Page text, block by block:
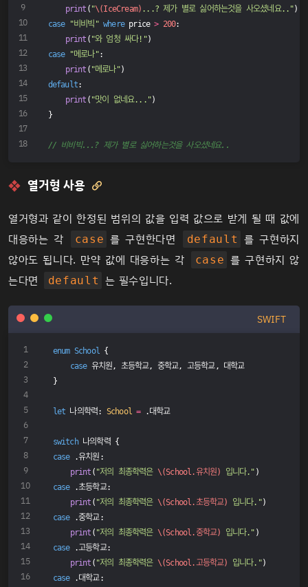
print ( "\(IceCream) ...? 제가 별로 싫어하는것을 사오셨네요..")
case
"비비빅" where price > 200:
print ( "와 엄청 싸다!")
case
"메로나":
print ( "메로나")
default:
print ( "맛이 없네요...")
}
// 비비빅...? 제가 별로 싫어하는것을 사오셨네요..
열거형 사용 
열거형과 같이 한정된 범위의 값을 입력 값으로 받게 될 때 값에
대응하는 각
case 를 구현한다면 default
를 구현하지
않아도 됩니다. 만약 값에 대응하는 각
case 를 구현하지 않
는다면
default 는 필수입니다.
SWIFT
enum School {
case 유치원, 초등학교, 중학교, 고등학교, 대학교
}
let 나의학력: School = .대학교
switch 나의학력 {
case .유치원:
print ( "저의 최종학력은 \(School.유치원) 입니다." )
case .초등학교:
print ( "저의 최종학력은 \(School.초등학교) 입니다.")
case .중학교:
print ( "저의 최종학력은 \(School.중학교) 입니다." )
case .고등학교:
print ( "저의 최종학력은 \(School.고등학교) 입니다.")
case .대학교: